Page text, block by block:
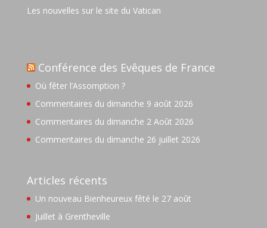
Les nouvelles sur le site du Vatican
Conférence des Evêques de France
Où fêter l’Assomption ?
Commentaires du dimanche 9 août 2026
Commentaires du dimanche 2 Août 2026
Commentaires du dimanche 26 juillet 2026
Articles récents
Un nouveau Bienheureux fêté le 27 août
Juillet à Grentheville